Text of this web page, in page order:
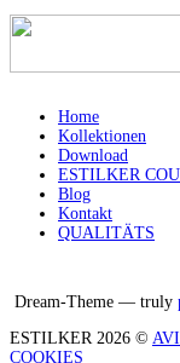
Home
Kollektionen
Download
ESTILKER
Blog
Kontakt
QUALITÄTS
Dream-Theme — truly
ESTILKER 2026 ©
COOKIES